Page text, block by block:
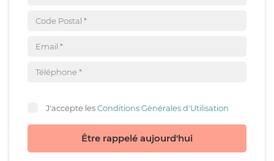
J'accepte lesConditions Générales d'Utilisation
Être rappelé aujourd'hui